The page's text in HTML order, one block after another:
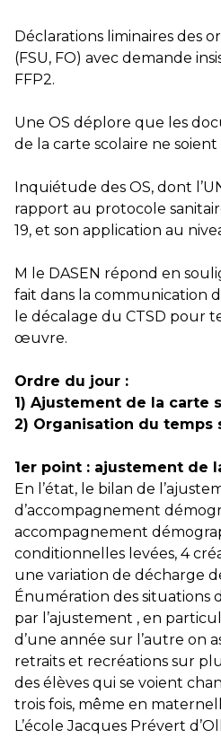
Déclarations liminaires des
(FSU, FO) avec demande
FFP2.
Une OS déplore que les
de la carte scolaire ne
Inquiétude des OS, dont
rapport au protocole
19, et son application au
M le DASEN répond en
fait dans la communication
le décalage du CTSD pour
œuvre.
Ordre du jour :
1) Ajustement de la carte
2) Organisation du temps
1er point : ajustement de
En l’état, le bilan de
d’accompagnement
accompagnement
conditionnelles levées, 4
une variation de décharge
Énumération des situations
par l’ajustement , en
d’une année sur l’autre on
retraits et recréations sur
des élèves qui se voient
trois fois, même en
L’école Jacques Prévert